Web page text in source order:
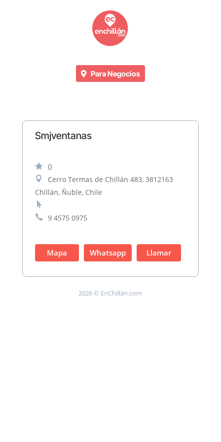
Para Negocios
Smjventanas
 ()

Cerro Termas de Chillán 483, 3812163
Chillán, Ñuble, Chile


9 4575 0975
Mapa Whatsapp Llamar
2026 © EnChillán.com